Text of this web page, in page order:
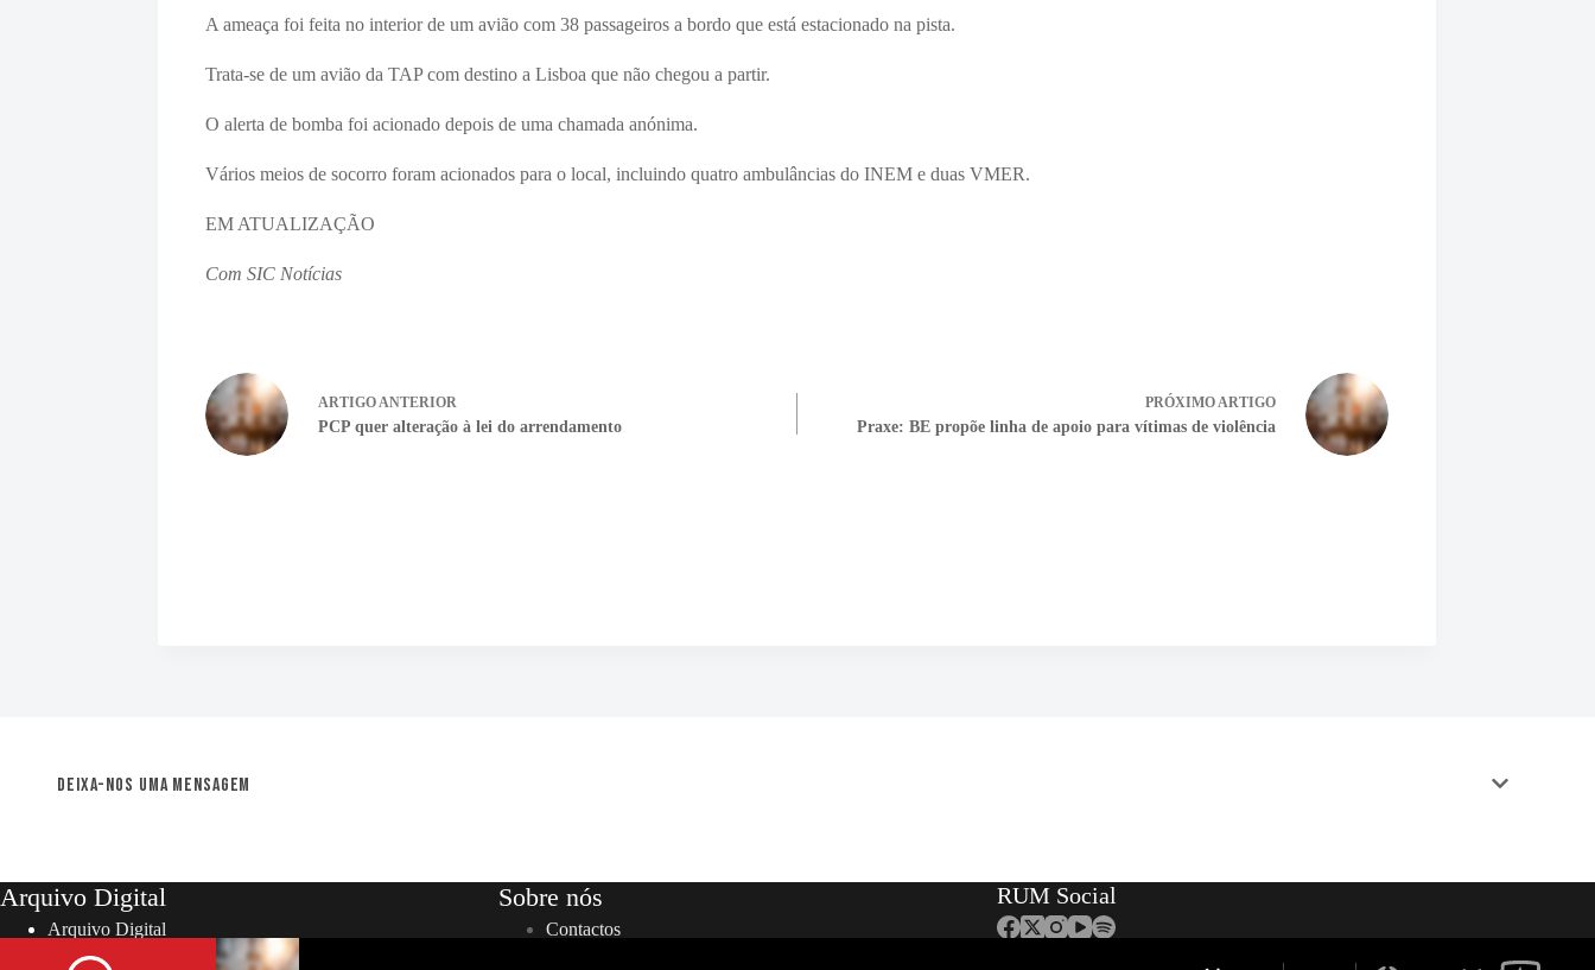
A ameaça foi feita no interior de um avião com 38 passageiros a bordo que está estacionado na pista.
Trata-se de um avião da TAP com destino a Lisboa que não chegou a partir.
O alerta de bomba foi acionado depois de uma chamada anónima.
Vários meios de socorro foram acionados para o local, incluindo quatro ambulâncias do INEM e duas VMER.
EM ATUALIZAÇÃO
Com SIC Notícias
ARTIGOANTERIOR
PCP quer alteração à lei do arrendamento
PRÓXIMOARTIGO
Praxe: BE propõe linha de apoio para vítimas de violência
Deixa-nos uma mensagem
Arquivo Digital
Arquivo Digital
Sobre nós
Contactos
RUM Social